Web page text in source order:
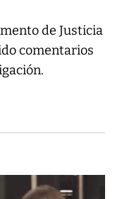
de Justicia
comentarios